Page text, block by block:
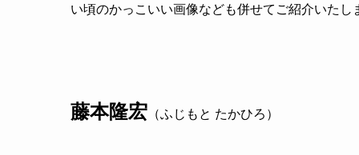
い頃のかっこいい画像なども併せてご紹介いたし
藤本隆宏 （ふじもと たかひろ）